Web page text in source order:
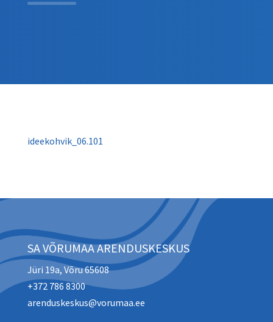
ideekohvik_06.101
SA VÕRUMAA ARENDUSKESKUS
Jüri 19a, Võru 65608
+372 786 8300
arenduskeskus@vorumaa.ee